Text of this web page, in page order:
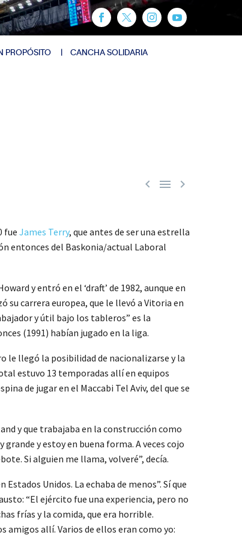
PROPÓSITO CANCHA SOLIDARIA
  
fue James Terry, que antes de ser una estrella
entonces del Baskonia/actual Laboral
y entró en el ‘draft’ de 1982, aunque en
su carrera europea, que le llevó a Vitoria en
y útil bajo los tableros” es la
(1991) habían jugado en la liga.
le llegó la posibilidad de nacionalizarse y la
estuvo 13 temporadas allí en equipos
de jugar en el Maccabi Tel Aviv, del que se
y que trabajaba en la construcción como
y estoy en buena forma. A veces cojo
Si alguien me llama, volveré”, decía.
Unidos. La echaba de menos”. Sí que
“El ejército fue una experiencia, pero no
frías y la comida, que era horrible.
amigos allí. Varios de ellos eran como yo: